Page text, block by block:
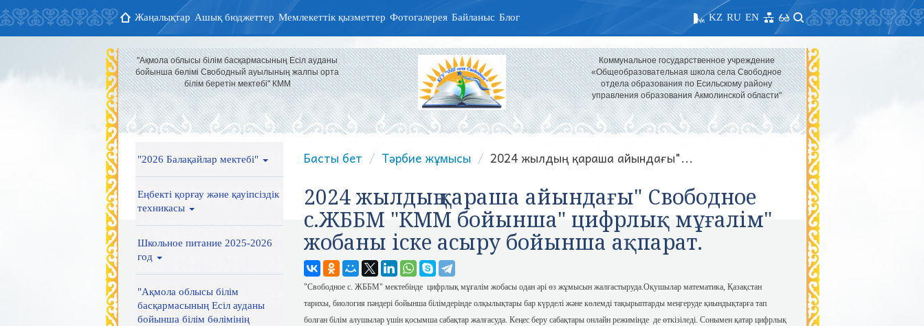
Жаңалықтар Ашық бюджеттер Мемлекеттік қызметтер Фотогалерея Байланыс Блог EN
RU
KZ
"Ақмола облысы білім басқармасының Есіл ауданы
бойынша бөлімі Свободный ауылының жалпы орта
білім беретін мектебі" КММ
Коммунальное государственное учреждение
«Общеобразовательная школа села Свободное
отдела образования по Есильскому району
управления образования Акмолинской области"
"2026 Балақайлар мектебі"
Еңбекті қорғау және қауіпсіздік
техникасы
Школьное питание 2025-2026
год
"Ақмола облысы білім
басқармасының Есіл ауданы
бойынша білім бөлімінің
Басты бет Тәрбие жұмысы 2024 жылдың қараша айындағы"...
2024 жылдың қараша айындағы" Свободное
с.ЖББМ "КММ бойынша" цифрлық мұғалім"
жобаны іске асыру бойынша ақпарат.
"Свободное с. ЖББМ" мектебінде цифрлық мұғалім жобасы одан әрі өз жұмысын жалғастыруда.Оқушылар математика, Қазақстан
тарихы, биология пәндері бойынша білімдерінде олқылықтары бар күрделі және көлемді тақырыптарды меңгеруде қиындықтарға тап
болған білім алушылар үшін қосымша сабақтар жалғасуда. Кеңес беру сабақтары онлайн режимінде де өткізіледі. Сонымен қатар цифрлық